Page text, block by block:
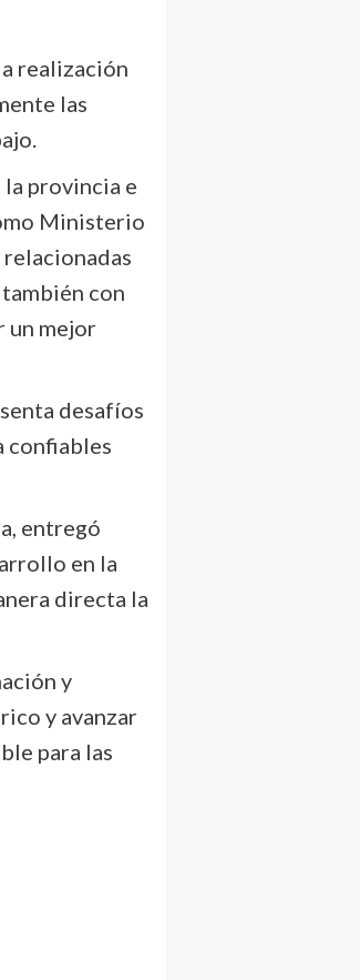
realización
las
provincia e
Ministerio
con
un mejor
desafíos
confiables
entregó
en la
directa la
y
y avanzar
para las